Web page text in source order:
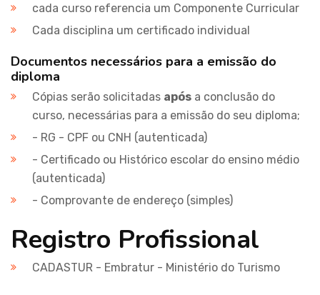
cada curso referencia um Componente Curricular
Cada disciplina um certificado individual
Documentos necessários para a emissão do
diploma
Cópias serão solicitadas após a conclusão do
curso, necessárias para a emissão do seu diploma;
- RG - CPF ou CNH (autenticada)
- Certificado ou Histórico escolar do ensino médio
(autenticada)
- Comprovante de endereço (simples)
Registro Profissional
CADASTUR - Embratur - Ministério do Turismo